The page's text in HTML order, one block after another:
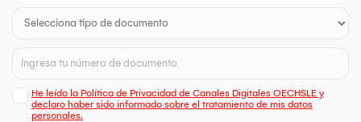
He leído la Política de Privacidad de Canales Digitales OECHSLE y
declaro haber sido informado sobre el tratamiento de mis datos
personales.